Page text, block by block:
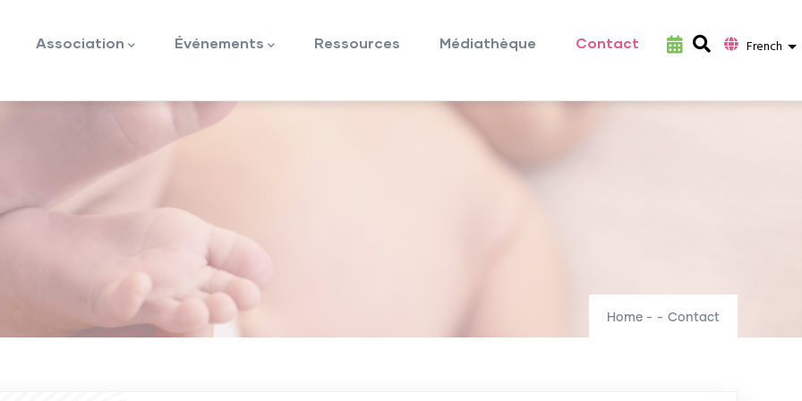
Association Événements Ressources Médiathèque Contact French
Home - - Contact